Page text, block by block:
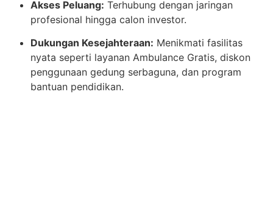
Akses Peluang: Terhubung dengan jaringan
profesional hingga calon investor.
Dukungan Kesejahteraan: Menikmati fasilitas
nyata seperti layanan Ambulance Gratis, diskon
penggunaan gedung serbaguna, dan program
bantuan pendidikan.